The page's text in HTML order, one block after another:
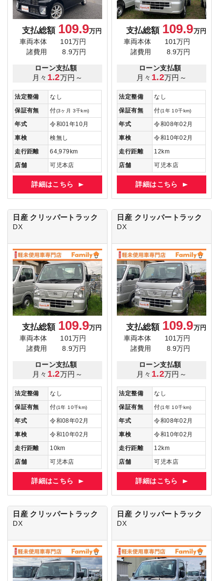
支払総額 109.9万円
車両本体
101万円
諸費用
8.9万円
ローン支払額
月々 1.2万円～
法定整備
なし
保証有無
付(3ヶ月 3千km)
年式
令和01年10月
車検
検無し
走行距離
64,979km
店舗
可児本店
詳細はこちら
支払総額 109.9万円
車両本体
101万円
諸費用
8.9万円
ローン支払額
月々 1.2万円～
法定整備
なし
保証有無
付(1年 10千km)
年式
令和08年02月
車検
令和10年02月
走行距離
12km
店舗
可児本店
詳細はこちら
日産 クリッパートラック
DX
支払総額 109.9万円
車両本体
101万円
諸費用
8.9万円
ローン支払額
月々 1.2万円～
法定整備
なし
保証有無
付(1年 10千km)
年式
令和08年02月
車検
令和10年02月
走行距離
10km
店舗
可児本店
詳細はこちら
日産 クリッパートラック
DX
支払総額 109.9万円
車両本体
101万円
諸費用
8.9万円
ローン支払額
月々 1.2万円～
法定整備
なし
保証有無
付(1年 10千km)
年式
令和08年02月
車検
令和10年02月
走行距離
12km
店舗
可児本店
詳細はこちら
日産 クリッパートラック
DX
日産 クリッパートラック
DX